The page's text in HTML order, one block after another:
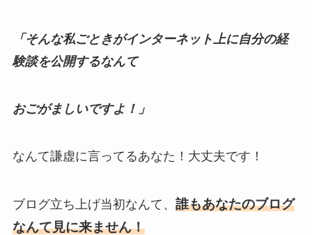
「そんな私ごときがインターネット上に自分の経
験談を公開するなんて
おごがましいですよ！」
なんて謙虚に言ってるあなた！ 大丈夫です！
ブログ立ち上げ当初なんて、 誰もあなたのブログ
なんて見に来ません！